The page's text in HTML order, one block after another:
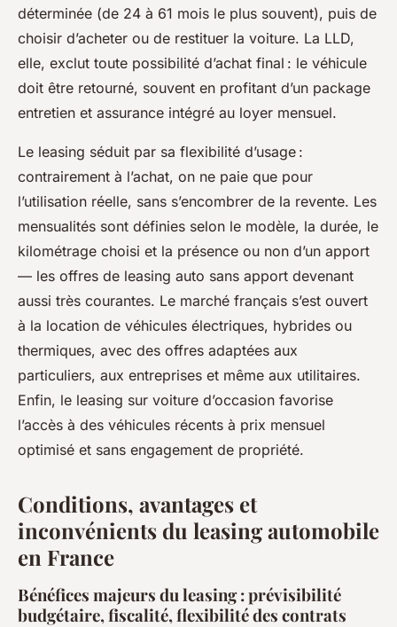
déterminée (de 24 à 61 mois le plus souvent), puis de
choisir d’acheter ou de restituer la voiture. La LLD,
elle, exclut toute possibilité d’achat final : le véhicule
doit être retourné, souvent en profitant d’un package
entretien et assurance intégré au loyer mensuel.
Le leasing séduit par sa flexibilité d’usage :
contrairement à l’achat, on ne paie que pour
l’utilisation réelle, sans s’encombrer de la revente. Les
mensualités sont définies selon le modèle, la durée, le
kilométrage choisi et la présence ou non d’un apport
— les offres de leasing auto sans apport devenant
aussi très courantes. Le marché français s’est ouvert
à la location de véhicules électriques, hybrides ou
thermiques, avec des offres adaptées aux
particuliers, aux entreprises et même aux utilitaires.
Enfin, le leasing sur voiture d’occasion favorise
l’accès à des véhicules récents à prix mensuel
optimisé et sans engagement de propriété.
Conditions, avantages et
inconvénients du leasing automobile
en France
Bénéfices majeurs du leasing : prévisibilité
budgétaire, fiscalité, flexibilité des contrats